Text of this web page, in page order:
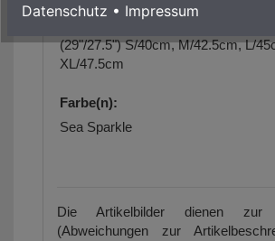
Größe(n):
(29"/27.5") S/40cm, M/42.5cm, L/
XL/47.5cm
Farbe(n):
Sea Sparkle
Die Artikelbilder dienen zur
(Abweichungen zur
Datenschutz • Impressum